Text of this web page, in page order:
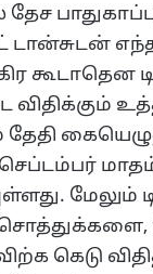
பாதுகாப்பு
டான்சுடன்
கூடாதென
விதிக்கும்
தேதி
மேலும்
கெடு